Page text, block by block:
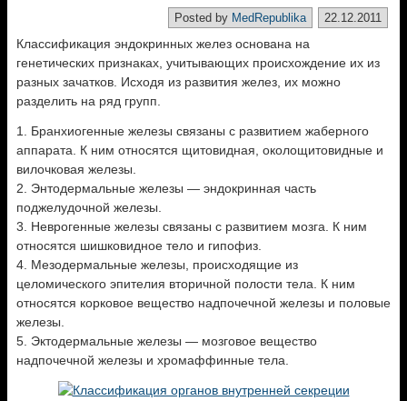
22.12.2011
Posted by MedRepublika
Классификация эндокринных желез основана на
генетических признаках, учитывающих происхождение их из
разных зачатков. Исходя из развития желез, их можно
разделить на ряд групп.
1. Бранхиогенные железы связаны с развитием жаберного
аппарата. К ним относятся щитовидная, околощитовидные и
вилочковая железы.
2. Энтодермальные железы — эндокринная часть
поджелудочной железы.
3. Неврогенные железы связаны с развитием мозга. К ним
относятся шишковидное тело и гипофиз.
4. Мезодермальные железы, происходящие из
целомического эпителия вторичной полости тела. К ним
относятся корковое вещество надпочечной железы и половые
железы.
5. Эктодермальные железы — мозговое вещество
надпочечной железы и хромаффинные тела.